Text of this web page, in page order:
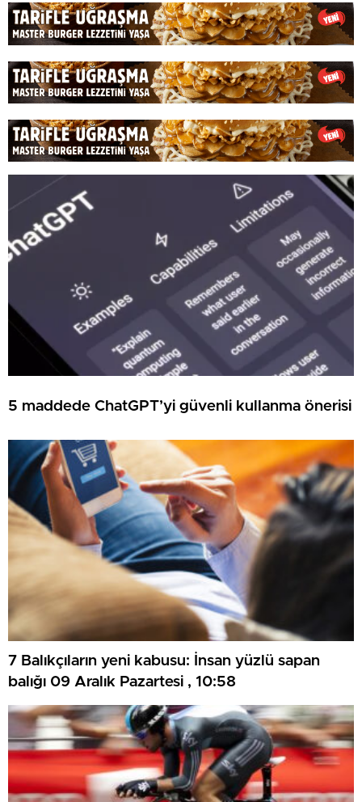
5 maddede ChatGPT’yi güvenli kullanma önerisi
7 Balıkçıların yeni kabusu: İnsan yüzlü sapan
balığı 09 Aralık Pazartesi , 10:58